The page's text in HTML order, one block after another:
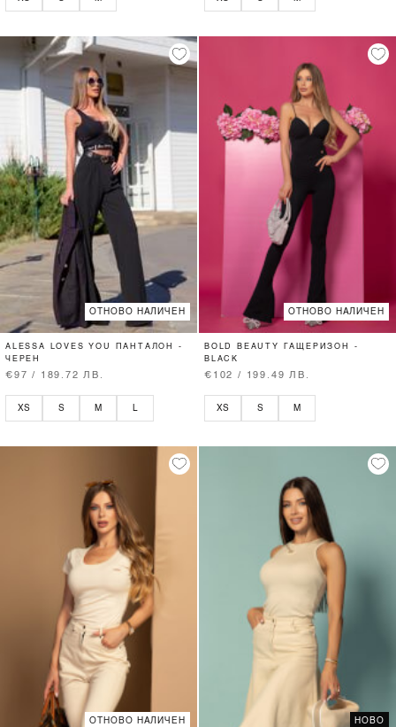
ОТНОВО НАЛИЧЕН
ALESSA LOVES YOU ПАНТАЛОН -
ЧЕРЕН
€97 / 189.72 ЛВ.
XS S M
ОТНОВО НАЛИЧЕН
BOLD BEAUTY ГАЩЕРИЗОН -
BLACK
€102 / 199.49 ЛВ.
XS S M
ОТНОВО НАЛИЧЕН НОВО